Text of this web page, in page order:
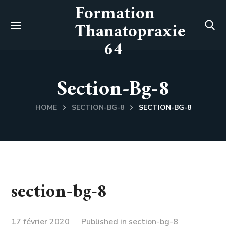
Formation
Thanatopraxie
64
Section-Bg-8
HOME SECTION-BG-8 SECTION-BG-8
section-bg-8
17 février 2020 Published in section-bg-8